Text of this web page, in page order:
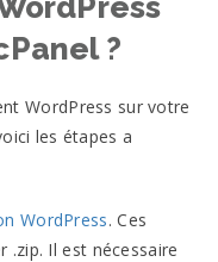
?
WordPress sur votre
les étapes a
WordPress. Ces
.zip. Il est nécessaire